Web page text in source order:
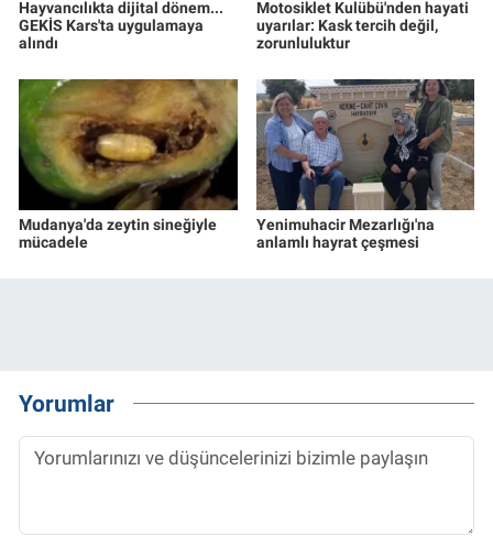
Hayvancılıkta dijital dönem...
GEKİS Kars'ta uygulamaya
alındı
Motosiklet Kulübü'nden hayati
uyarılar: Kask tercih değil,
zorunluluktur
Mudanya'da zeytin sineğiyle
mücadele
Yenimuhacir Mezarlığı'na
anlamlı hayrat çeşmesi
Yorumlar